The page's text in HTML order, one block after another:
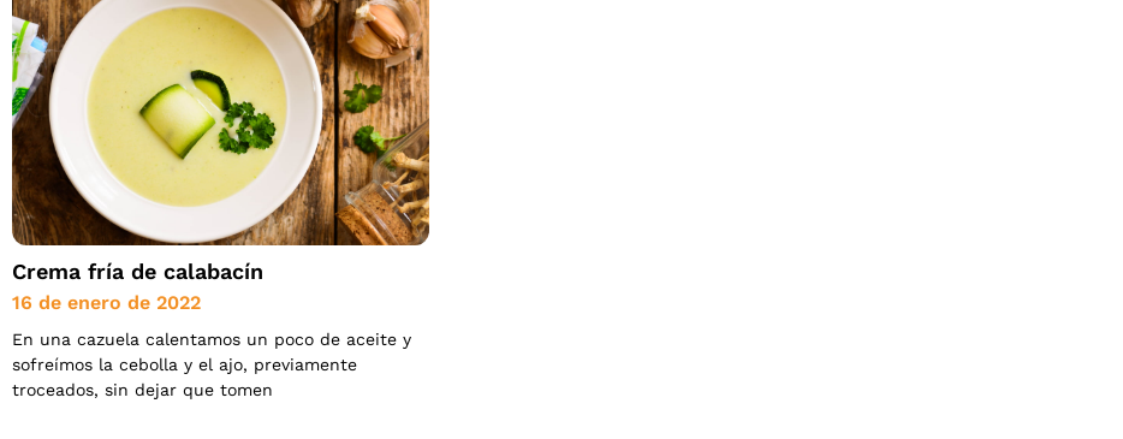
Crema fría de calabacín
16 de enero de 2022
En una cazuela calentamos un poco de aceite y
sofreímos la cebolla y el ajo, previamente
troceados, sin dejar que tomen